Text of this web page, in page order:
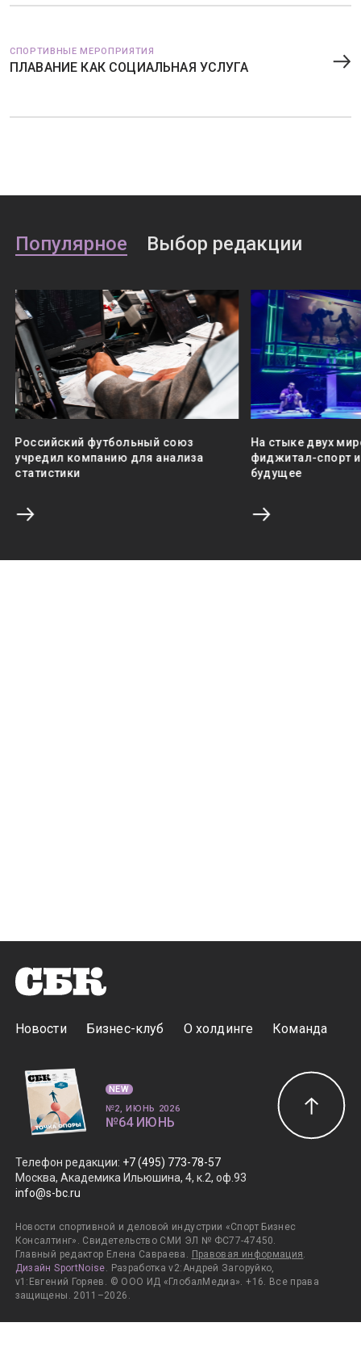
СПОРТИВНЫЕ МЕРОПРИЯТИЯ
ПЛАВАНИЕ КАК СОЦИАЛЬНАЯ УСЛУГА
Популярное Выбор редакции
Российский футбольный союз
учредил компанию для анализа
статистики
На стыке двух
фиджитал-спорт
будущее
Новости Бизнес-клуб О холдинге Команда
Телефон редакции: +7 (495) 773-78-57
Москва, Академика Ильюшина, 4, к.2, оф.93
info@s-bc.ru
Новости спортивной и деловой индустрии «Спорт Бизнес
Консалтинг». Свидетельство СМИ ЭЛ № ФС77-47450.
Главный редактор Елена Савраева. Правовая информация.
Дизайн SportNoise. Разработка v2:Андрей Загоруйко,
v1:Евгений Горяев. © ООО ИД «ГлобалМедиа». +16. Все права
защищены. 2011–2026.
NEW
№2, ИЮНЬ 2026
№64 ИЮНЬ